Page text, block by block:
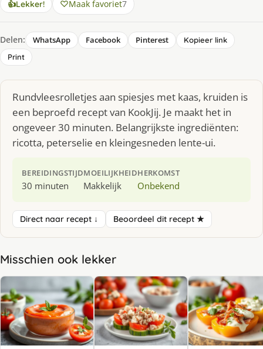
👍Lekker! Maak favoriet7
Delen: WhatsApp Facebook Pinterest
Kopieer link
Print
Rundvleesrolletjes aan spiesjes met kaas, kruiden is
een beproefd recept van KookJij. Je maakt het in
ongeveer 30 minuten. Belangrijkste ingrediënten:
ricotta, peterselie en kleingesneden lente-ui.
BEREIDINGSTIJD
30 minuten
MOEILIJKHEID
Makkelijk
HERKOMST
Onbekend
Direct naar recept ↓ Beoordeel dit recept ★
Misschien ook lekker